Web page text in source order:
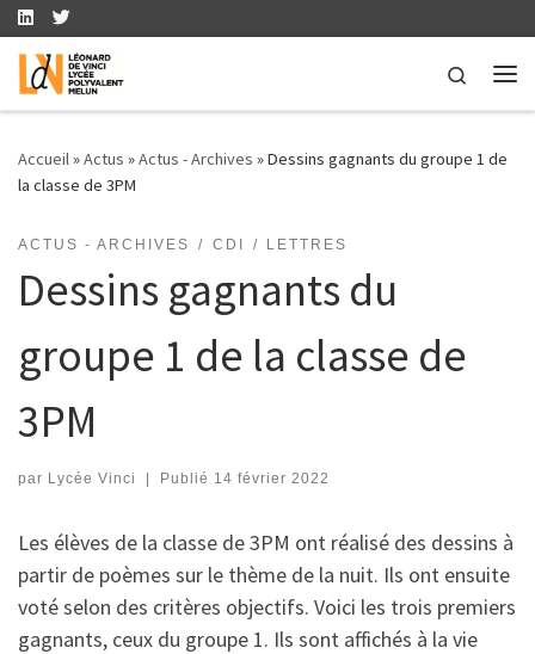
Skip to content
Search
Accueil»Actus »Actus - Archives »Dessins gagnants du groupe 1 de
la classe de 3PM
ACTUS - ARCHIVES CDI LETTRES
Dessins gagnants du
groupe 1 de la classe de
3PM
par Lycée Vinci | Publié 14 février 2022
Les élèves de la classe de 3PM ont réalisé des dessins à
partir de poèmes sur le thème de la nuit. Ils ont ensuite
voté selon des critères objectifs. Voici les trois premiers
gagnants, ceux du groupe 1. Ils sont affichés à la vie